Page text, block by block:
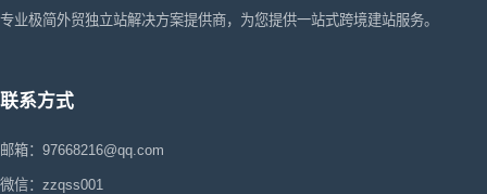
专业极简外贸独立站解决方案提供商，为您提供一站式跨境建站服务。
联系方式
邮箱：97668216@qq.com
微信：zzqss001